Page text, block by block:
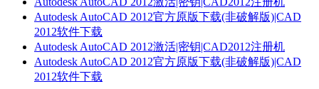
Autodesk AutoCAD 2012官方原版下载(非破解版)|CAD
2012软件下载
Autodesk AutoCAD 2012激活|密钥|CAD2012注册机
Autodesk AutoCAD 2012官方原版下载(非破解版)|CAD
2012软件下载